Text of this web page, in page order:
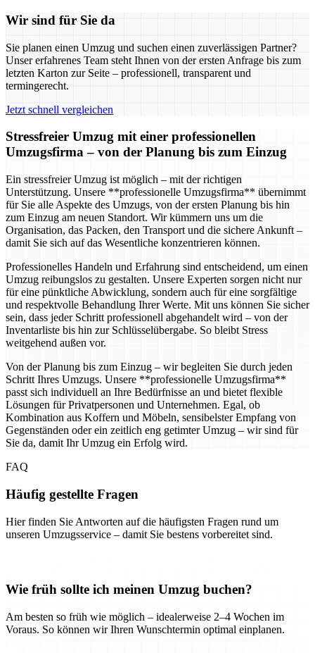
Wir sind für Sie da
Sie planen einen Umzug und suchen einen zuverlässigen Partner?
Unser erfahrenes Team steht Ihnen von der ersten Anfrage bis zum
letzten Karton zur Seite – professionell, transparent und
termingerecht.
Jetzt schnell vergleichen
Stressfreier Umzug mit einer professionellen
Umzugsfirma – von der Planung bis zum Einzug
Ein stressfreier Umzug ist möglich – mit der richtigen
Unterstützung. Unsere **professionelle Umzugsfirma** übernimmt
für Sie alle Aspekte des Umzugs, von der ersten Planung bis hin
zum Einzug am neuen Standort. Wir kümmern uns um die
Organisation, das Packen, den Transport und die sichere Ankunft –
damit Sie sich auf das Wesentliche konzentrieren können.
Professionelles Handeln und Erfahrung sind entscheidend, um einen
Umzug reibungslos zu gestalten. Unsere Experten sorgen nicht nur
für eine pünktliche Abwicklung, sondern auch für eine sorgfältige
und respektvolle Behandlung Ihrer Werte. Mit uns können Sie sicher
sein, dass jeder Schritt professionell abgehandelt wird – von der
Inventarliste bis hin zur Schlüsselübergabe. So bleibt Stress
weitgehend außen vor.
Von der Planung bis zum Einzug – wir begleiten Sie durch jeden
Schritt Ihres Umzugs. Unsere **professionelle Umzugsfirma**
passt sich individuell an Ihre Bedürfnisse an und bietet flexible
Lösungen für Privatpersonen und Unternehmen. Egal, ob
Kombination aus Koffern und Möbeln, sensibelster Empfang von
Gegenständen oder ein zeitlich eng getimter Umzug – wir sind für
Sie da, damit Ihr Umzug ein Erfolg wird.
FAQ
Häufig gestellte Fragen
Hier finden Sie Antworten auf die häufigsten Fragen rund um
unseren Umzugsservice – damit Sie bestens vorbereitet sind.
Wie früh sollte ich meinen Umzug buchen?
Am besten so früh wie möglich – idealerweise 2–4 Wochen im
Voraus. So können wir Ihren Wunschtermin optimal einplanen.